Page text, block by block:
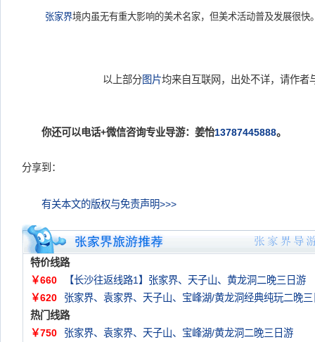
张家界境内虽无有重大影响的美术名家，但美术活动普及发展很快
以上部分图片均来自互联网，出处不详，请作者
你还可以电话+微信咨询专业导游：姜怡13787445888。
分享到：
有关本文的版权与免责声明>>>
特价线路
￥660
【长沙往返线路1】张家界、天子山、黄龙洞二晚三日游
￥620
张家界、袁家界、天子山、宝峰湖/黄龙洞经典纯玩二晚三
热门线路
￥750
张家界、袁家界、天子山、宝峰湖/黄龙洞二晚三日游